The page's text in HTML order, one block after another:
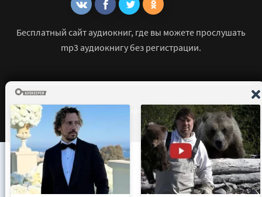
Бесплатный сайт аудиокниг, где вы можете прослушать
mp3 аудиокнигу без регистрации.
© 2021 - 2026 mp3-knigi-audio.com Все права защищены